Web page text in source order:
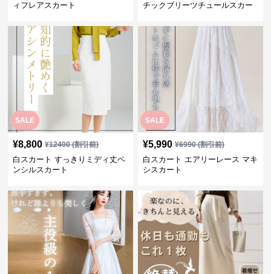
ィフレアスカート
チックブリーツチュールスカー
SALE
¥8,800 ¥12400(割引前)
白スカート すっきりミディ丈ペ
ンシルスカート
SALE
¥5,990 ¥6990(割引前)
白スカート エアリーレース マキ
シスカート